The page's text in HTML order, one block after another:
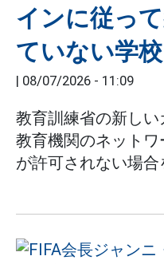
インに従っ
ていない学校
| 08/07/2026 - 11:09
教育訓練省の新し
教育機関のネット
が許可されない場合